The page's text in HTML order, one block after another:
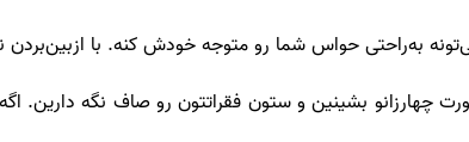
به‌راحتی حواس شما رو متوجه خودش ‌کنه. با ازبین‌بردن
بشینین و ستون فقراتتون رو صاف نگه دارین.